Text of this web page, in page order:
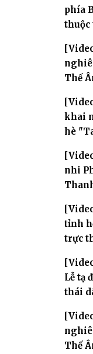
phía
thuộc
Thế
khai
hè
nhi
tỉnh
trực
Lễ tạ
thái
Thế